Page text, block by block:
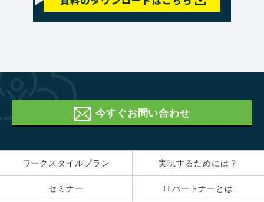
今すぐお問い合わせ
ワークスタイルプラン 実現するためには？
セミナー ITパートナーとは